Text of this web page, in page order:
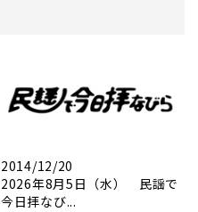
2014/12/20
2026年8月5日（水） 民謡で
今日拝なび...